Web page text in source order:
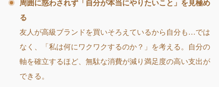
周囲に惑わされず「自分が本当にやりたいこと」を見極め
る
友人が高級ブランドを買いそろえているから自分も…では
なく、「私は何にワクワクするのか？」を考える。自分の
軸を確立するほど、無駄な消費が減り満足度の高い支出が
できる。